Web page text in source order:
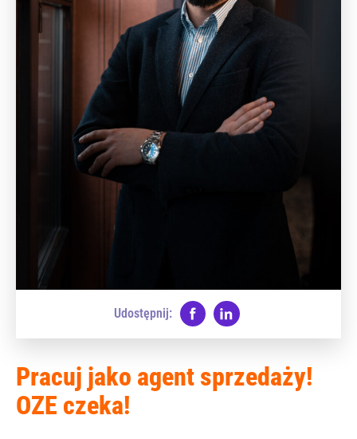
Udostępnij:
Pracuj jako agent sprzedaży!
OZE czeka!